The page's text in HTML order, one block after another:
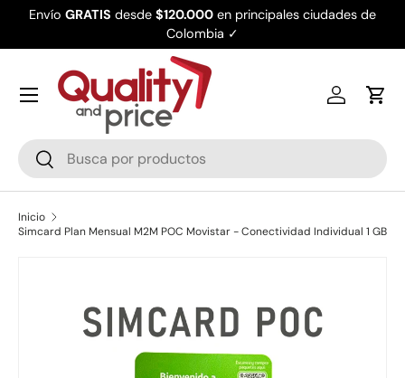
Envío GRATIS desde $120.000 en principales ciudades de
Colombia ✓
Buscar
Buscar
Iniciar
Inicio
Simcard Plan Mensual M2M POC Movistar - Conectividad Individual 1 GB